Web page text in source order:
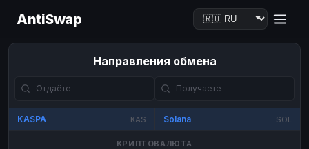
AntiSwap
Направления обмена
KASPA KAS Solana SOL
КРИПТОВАЛЮТА